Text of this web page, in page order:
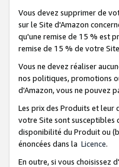
Vous devez supprimer de
sur le Site d'Amazon
qu'une remise de 15 % est
remise de 15 % de votre
Vous ne devez réaliser
nos politiques, promotions
d'Amazon, vous ne pouvez
Les prix des Produits et
votre Site sont susceptibles
disponibilité du Produit ou
énoncées dans la Licence.
En outre, si vous choisissez